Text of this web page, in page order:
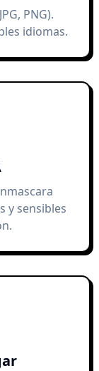
PNG).
idiomas.
y sensibles